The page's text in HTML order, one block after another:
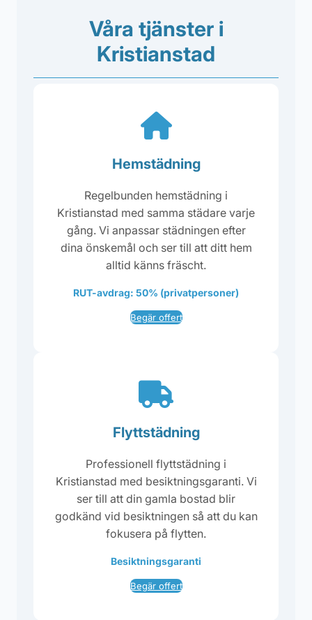
Våra tjänster i
Kristianstad
Hemstädning
Regelbunden hemstädning i
Kristianstad med samma städare varje
gång. Vi anpassar städningen efter
dina önskemål och ser till att ditt hem
alltid känns fräscht.
RUT-avdrag: 50% (privatpersoner)
Begär offert
Flyttstädning
Professionell flyttstädning i
Kristianstad med besiktningsgaranti. Vi
ser till att din gamla bostad blir
godkänd vid besiktningen så att du kan
fokusera på flytten.
Besiktningsgaranti
Begär offert